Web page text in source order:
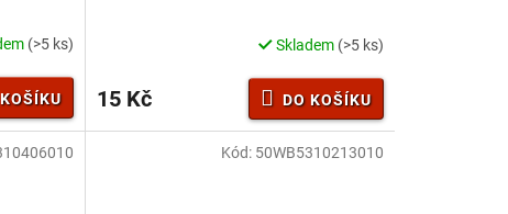
(>5 ks) Skladem (>5 ks)
15 Kč DO KOŠÍKU
Kód: 50WB5310213010